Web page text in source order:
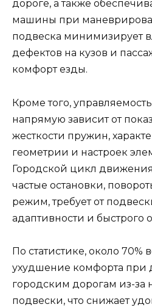
дороге, а также
машины при
подвеска минимизирует
дефектов на кузов и
комфорт езды.
Кроме того,
напрямую зависит от
жесткости пружин,
геометрии и настроек
Городской цикл
частые остановки,
режим, требует от
адаптивности и быстрого
По статистике, около 70%
ухудшение комфорта при
городским дорогам из-за
подвески, что снижает